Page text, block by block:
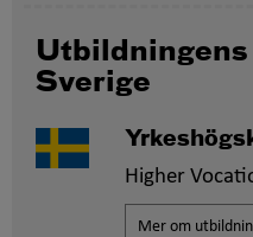
Sverige
Higher
Mer om